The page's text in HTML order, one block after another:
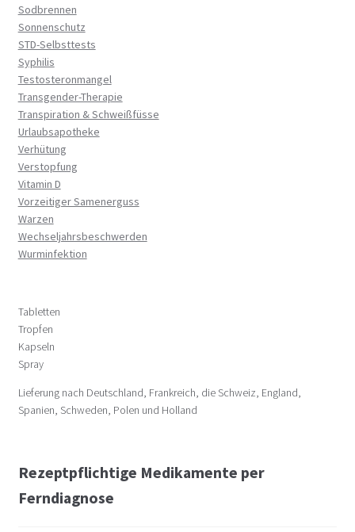
Sodbrennen
Sonnenschutz
STD-Selbsttests
Syphilis
Testosteronmangel
Transgender-Therapie
Transpiration & Schweißfüsse
Urlaubsapotheke
Verhütung
Verstopfung
Vitamin D
Vorzeitiger Samenerguss
Warzen
Wechseljahrsbeschwerden
Wurminfektion
Tabletten
Tropfen
Kapseln
Spray
Lieferung nach Deutschland, Frankreich, die Schweiz, England,
Spanien, Schweden, Polen und Holland
Rezeptpflichtige Medikamente per
Ferndiagnose